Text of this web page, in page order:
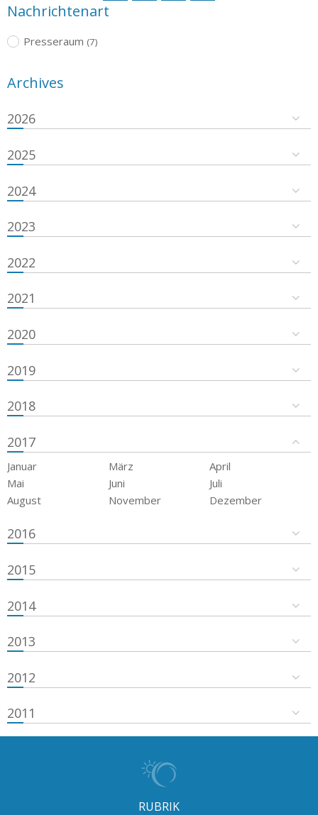
Nachrichtenart
Presseraum (7)
Archives
2026
2025
2024
2023
2022
2021
2020
2019
2018
2017
Januar März
April
Mai
Juni
Juli
August
November Dezember
2016
2015
2014
2013
2012
2011
RUBRIK